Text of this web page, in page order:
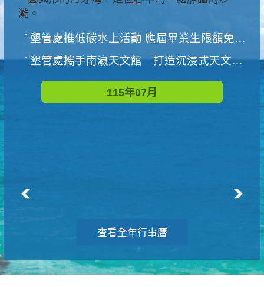
墾管處推低碳水上活動 應屆畢業生限額免費參加
墾管處攜手南瀛天文館 打造沉浸式天文探索營隊
115年07月
查看全年行事曆